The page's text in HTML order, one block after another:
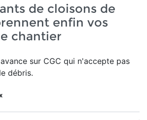
de cloisons de
enfin vos
chantier
sur CGC qui n'accepte pas
débris.